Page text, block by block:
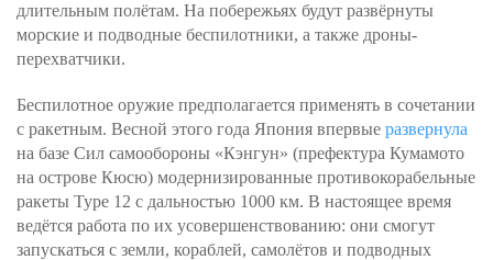
длительным полётам. На побережьях будут развёрнуты
морские и подводные беспилотники, а также дроны-
перехватчики.
Беспилотное оружие предполагается применять в сочетании
с ракетным. Весной этого года Япония впервые развернула
на базе Сил самообороны «Кэнгун» (префектура Кумамото
на острове Кюсю) модернизированные противокорабельные
ракеты Type 12 с дальностью 1000 км. В настоящее время
ведётся работа по их усовершенствованию: они смогут
запускаться с земли, кораблей, самолётов и подводных